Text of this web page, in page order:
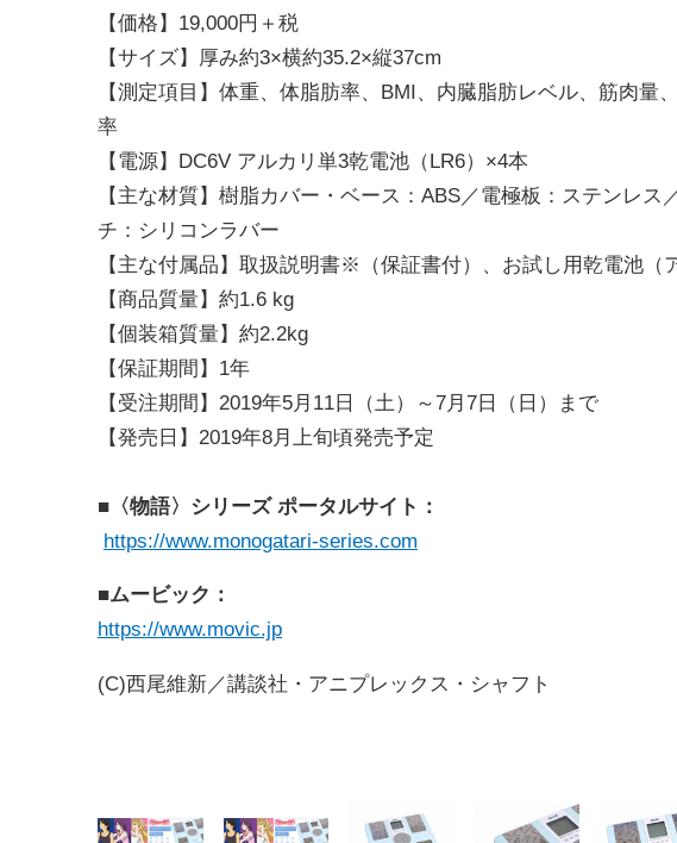
【価格】19,000円＋税
【サイズ】厚み約3×横約35.2×縦37cm
【測定項目】体重、体脂肪率、BMI、内臓脂肪レベル、筋肉量
率
【電源】DC6V アルカリ単3乾電池（LR6）×4本
【主な材質】樹脂カバー・ベース：ABS／電極板：ステンレス
チ：シリコンラバー
【主な付属品】取扱説明書※（保証書付）、お試し用乾電池（
【商品質量】約1.6 kg
【個装箱質量】約2.2kg
【保証期間】1年
【受注期間】2019年5月11日（土）～7月7日（日）まで
【発売日】2019年8月上旬頃発売予定
■〈物語〉シリーズ ポータルサイト：
https://www.monogatari-series.com
■ムービック：
https://www.movic.jp
(C)西尾維新／講談社・アニプレックス・シャフト